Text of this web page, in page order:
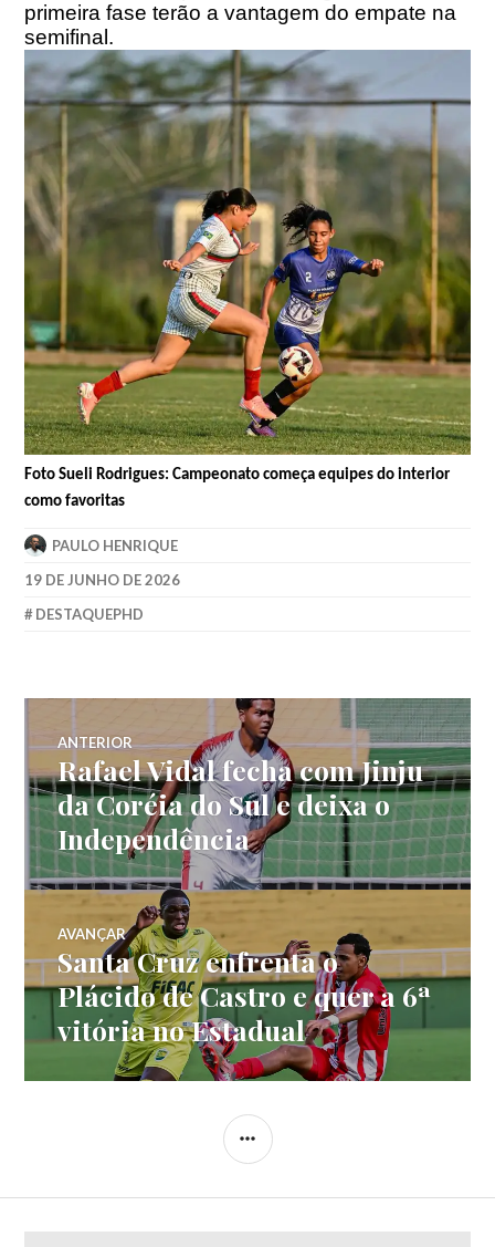
primeira fase terão a vantagem do empate na
semifinal.
Foto Sueli Rodrigues: Campeonato começa equipes do interior
como favoritas
PAULO HENRIQUE
19 DE JUNHO DE 2026
DESTAQUEPHD
ANTERIOR
Rafael Vidal fecha com Jinju
da Coréia do Sul e deixa o
Independência
AVANÇAR
Santa Cruz enfrenta o
Plácido de Castro e quer a 6ª
vitória no Estadual